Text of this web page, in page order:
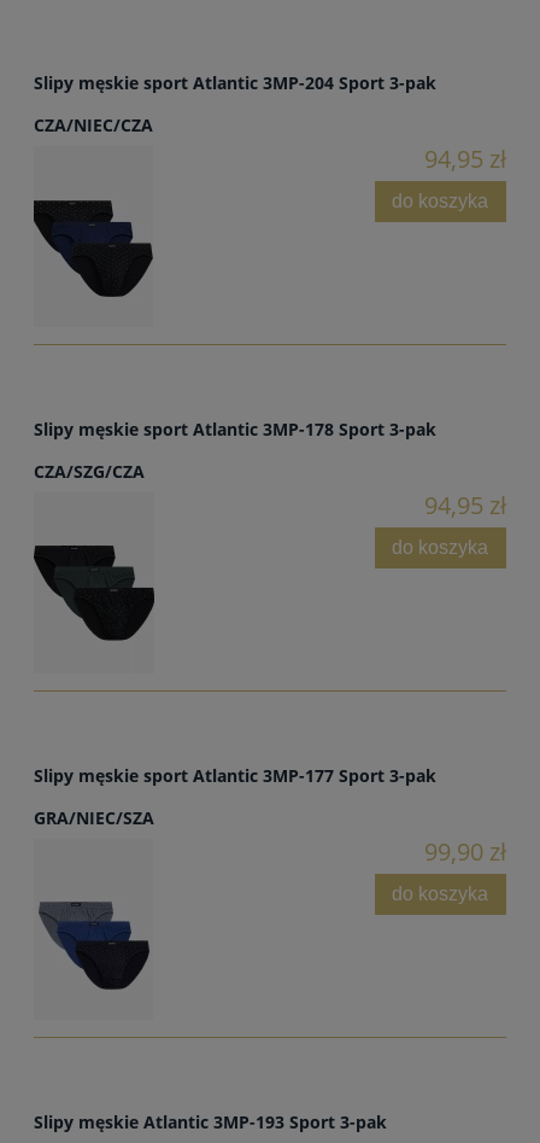
Slipy męskie sport Atlantic 3MP-204 Sport 3-pak
CZA/NIEC/CZA
94,95 zł
do koszyka
Slipy męskie sport Atlantic 3MP-178 Sport 3-pak
CZA/SZG/CZA
94,95 zł
do koszyka
Slipy męskie sport Atlantic 3MP-177 Sport 3-pak
GRA/NIEC/SZA
99,90 zł
do koszyka
Slipy męskie Atlantic 3MP-193 Sport 3-pak